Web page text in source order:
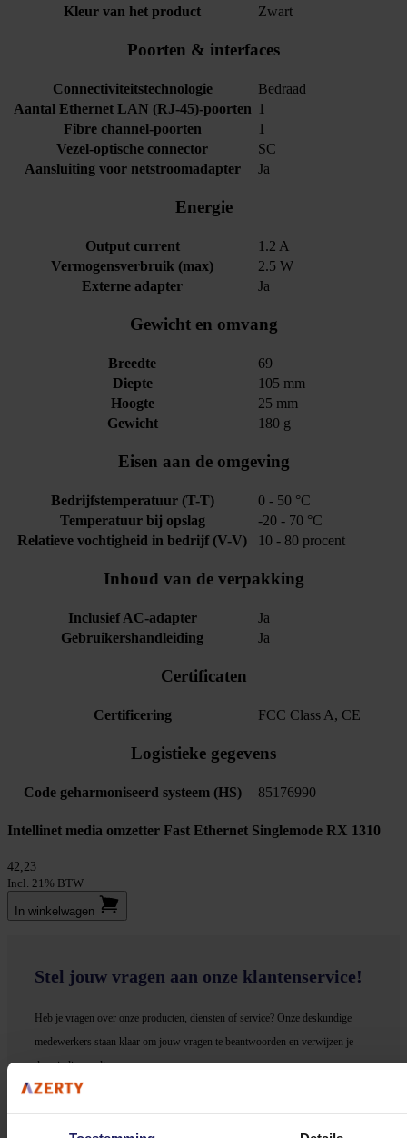
Kleur van het product
Zwart
Poorten & interfaces
Connectiviteitstechnologie
Bedraad
Aantal Ethernet LAN (RJ-45)-poorten 1
Fibre channel-poorten
1
Vezel-optische connector
SC
Aansluiting voor netstroomadapter
Ja
Energie
Output current
1.2 A
Vermogensverbruik (max)
2.5 W
Externe adapter
Ja
Gewicht en omvang
Breedte
69
Diepte
105 mm
Hoogte
25 mm
Gewicht
180 g
Eisen aan de omgeving
Bedrijfstemperatuur (T-T)
0 - 50 °C
Temperatuur bij opslag
-20 - 70 °C
Relatieve vochtigheid in bedrijf (V-V)
10 - 80 procent
Inhoud van de verpakking
Inclusief AC-adapter
Ja
Gebruikershandleiding
Ja
Certificaten
Certificering FCC Class A, CE
Logistieke gegevens
Code geharmoniseerd systeem (HS) 85176990
Intellinet media omzetter Fast Ethernet Singlemode RX 1310
42,23
Incl. 21% BTW
In winkel­wagen
Stel jouw vragen aan onze klantenservice!
Heb je vragen over onze producten, diensten of service? Onze deskundige
medewerkers staan klaar om jouw vragen te beantwoorden en verwijzen je
door indien nodig.
Onze klantenservice is via mail bereikbaar van maandag t/m vrijdag van 09.00
tot 17.00 uur en op zaterdag van 10.00 tot 15.00 uur.